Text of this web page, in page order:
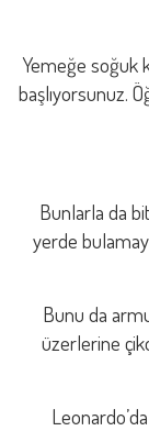
Yemeğe soğuk
başlıyorsunuz.
Bunlarla da
yerde
Bunu da
üzerlerine